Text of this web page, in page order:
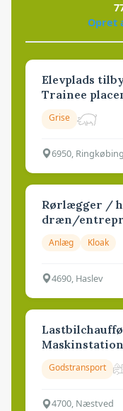
Opret
Elevplads
Trainee
Grise
6950, Ringkøbing
Rørlægger /
dræn/
Anlæg Kloak
4690, Haslev
Maskinstation
Godstransport
4700, Næstved